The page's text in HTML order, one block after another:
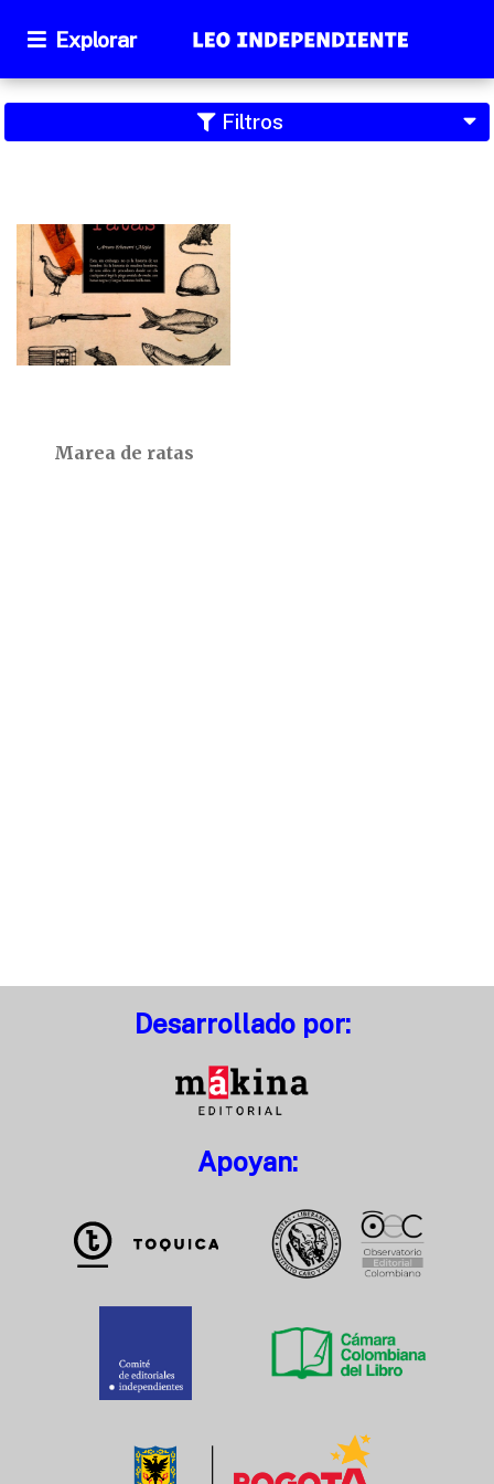
Explorar
Filtros
Marea de ratas
Desarrollado por:
Apoyan: